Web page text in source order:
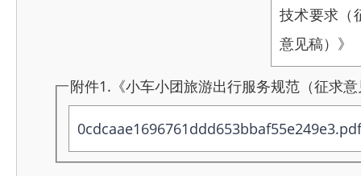
技术要求（
意见稿）》
附件1.《小车小团旅游出行服务规范（征求
0cdcaae1696761ddd653bbaf55e249e3.pdf